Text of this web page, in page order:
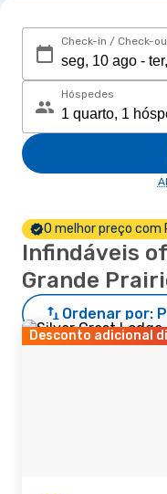
Check-in / Check-
Hóspedes
O melhor preço com
Infindáveis
Grande
Ordenar por:
Desconto adicional